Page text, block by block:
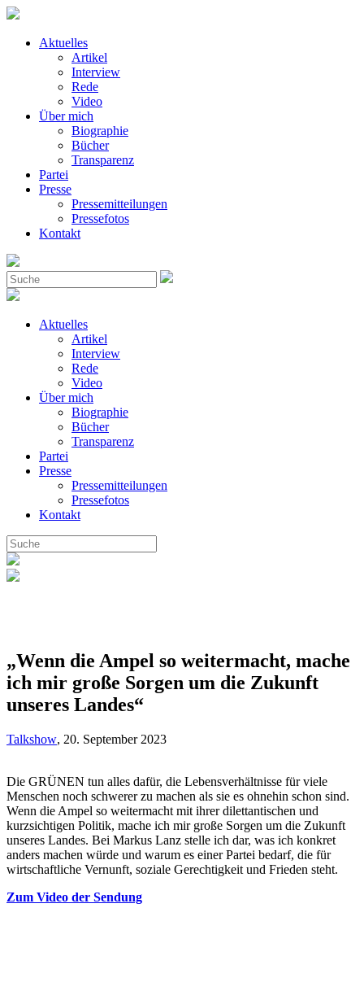
Aktuelles
Artikel
Interview
Rede
Video
Über mich
Biographie
Bücher
Transparenz
Partei
Presse
Pressemitteilungen
Pressefotos
Kontakt
Aktuelles
Artikel
Interview
Rede
Video
Über mich
Biographie
Bücher
Transparenz
Partei
Presse
Pressemitteilungen
Pressefotos
Kontakt
„Wenn die Ampel so weitermacht, mache
ich mir große Sorgen um die Zukunft
unseres Landes“
Talkshow, 20. September 2023
Die GRÜNEN tun alles dafür, die Lebensverhältnisse für viele
Menschen noch schwerer zu machen als sie es ohnehin schon sind.
Wenn die Ampel so weitermacht mit ihrer dilettantischen und
kurzsichtigen Politik, mache ich mir große Sorgen um die Zukunft
unseres Landes. Bei Markus Lanz stelle ich dar, was ich konkret
anders machen würde und warum es einer Partei bedarf, die für
wirtschaftliche Vernunft, soziale Gerechtigkeit und Frieden steht.
Zum Video der Sendung